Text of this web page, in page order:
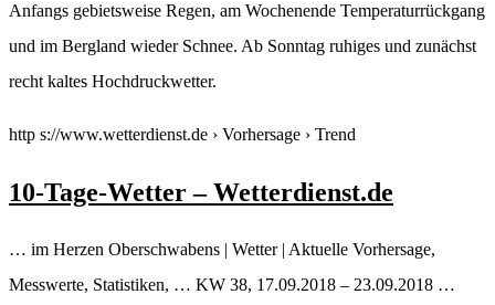
Anfangs gebietsweise Regen, am Wochenende Temperaturrückgang
und im Bergland wieder Schnee. Ab Sonntag ruhiges und zunächst
recht kaltes Hochdruckwetter.
http s://www.wetterdienst.de › Vorhersage › Trend
10-Tage-Wetter – Wetterdienst.de
… im Herzen Oberschwabens | Wetter | Aktuelle Vorhersage,
Messwerte, Statistiken, … KW 38, 17.09.2018 – 23.09.2018 …